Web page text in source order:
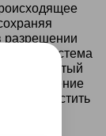
разрешении
а система
чистый
управление
не упустить
с